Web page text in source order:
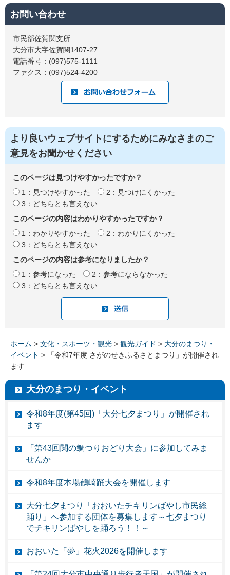
お問い合わせ
市民部佐賀関支所
大分市大字佐賀関1407-27
電話番号：(097)575-1111
ファクス：(097)524-4200
より良いウェブサイトにするためにみなさまのご
意見をお聞かせください
このページは見つけやすかったですか？
1：見つけやすかった
2：見つけにくかった
3：どちらとも言えない
このページの内容はわかりやすかったですか？
1：わかりやすかった
2：わかりにくかった
3：どちらとも言えない
このページの内容は参考になりましたか？
1：参考になった
2：参考にならなかった
3：どちらとも言えない
ホーム > 文化・スポーツ・観光 > 観光ガイド > 大分のまつり・
イベント > 「令和7年度 さがのせきふるさとまつり」が開催され
ます
大分のまつり・イベント
令和8年度(第45回)「大分七夕まつり」が開催され
ます
「第43回関の鯛つりおどり大会」に参加してみま
せんか
令和8年度本場鶴崎踊大会を開催します
大分七夕まつり「おおいたチキリンばやし市民総
踊り」へ参加する団体を募集します～七夕まつり
でチキリンばやしを踊ろう！！～
おおいた「夢」花火2026を開催します